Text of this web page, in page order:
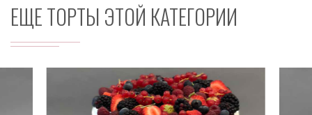
ЕЩЕ ТОРТЫ ЭТОЙ КАТЕГОРИИ